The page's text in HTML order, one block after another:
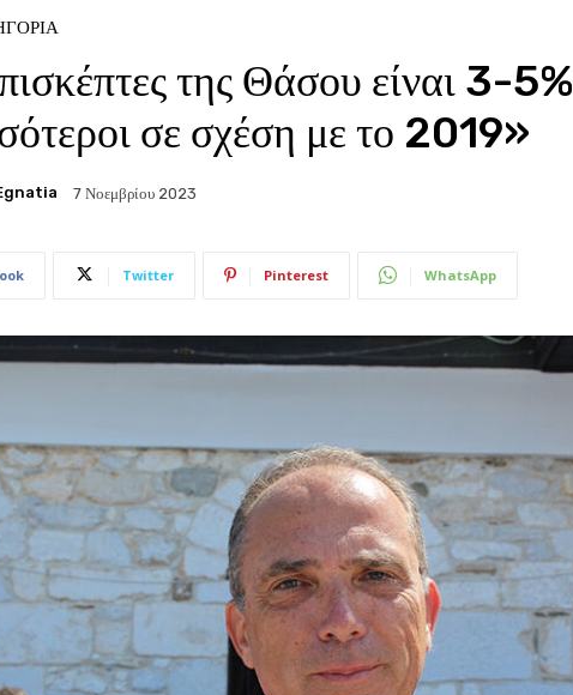
της Θάσου είναι 3-5%
σε σχέση με το 2019»
7 Νοεμβρίου 2023
Twitter Pinterest WhatsApp